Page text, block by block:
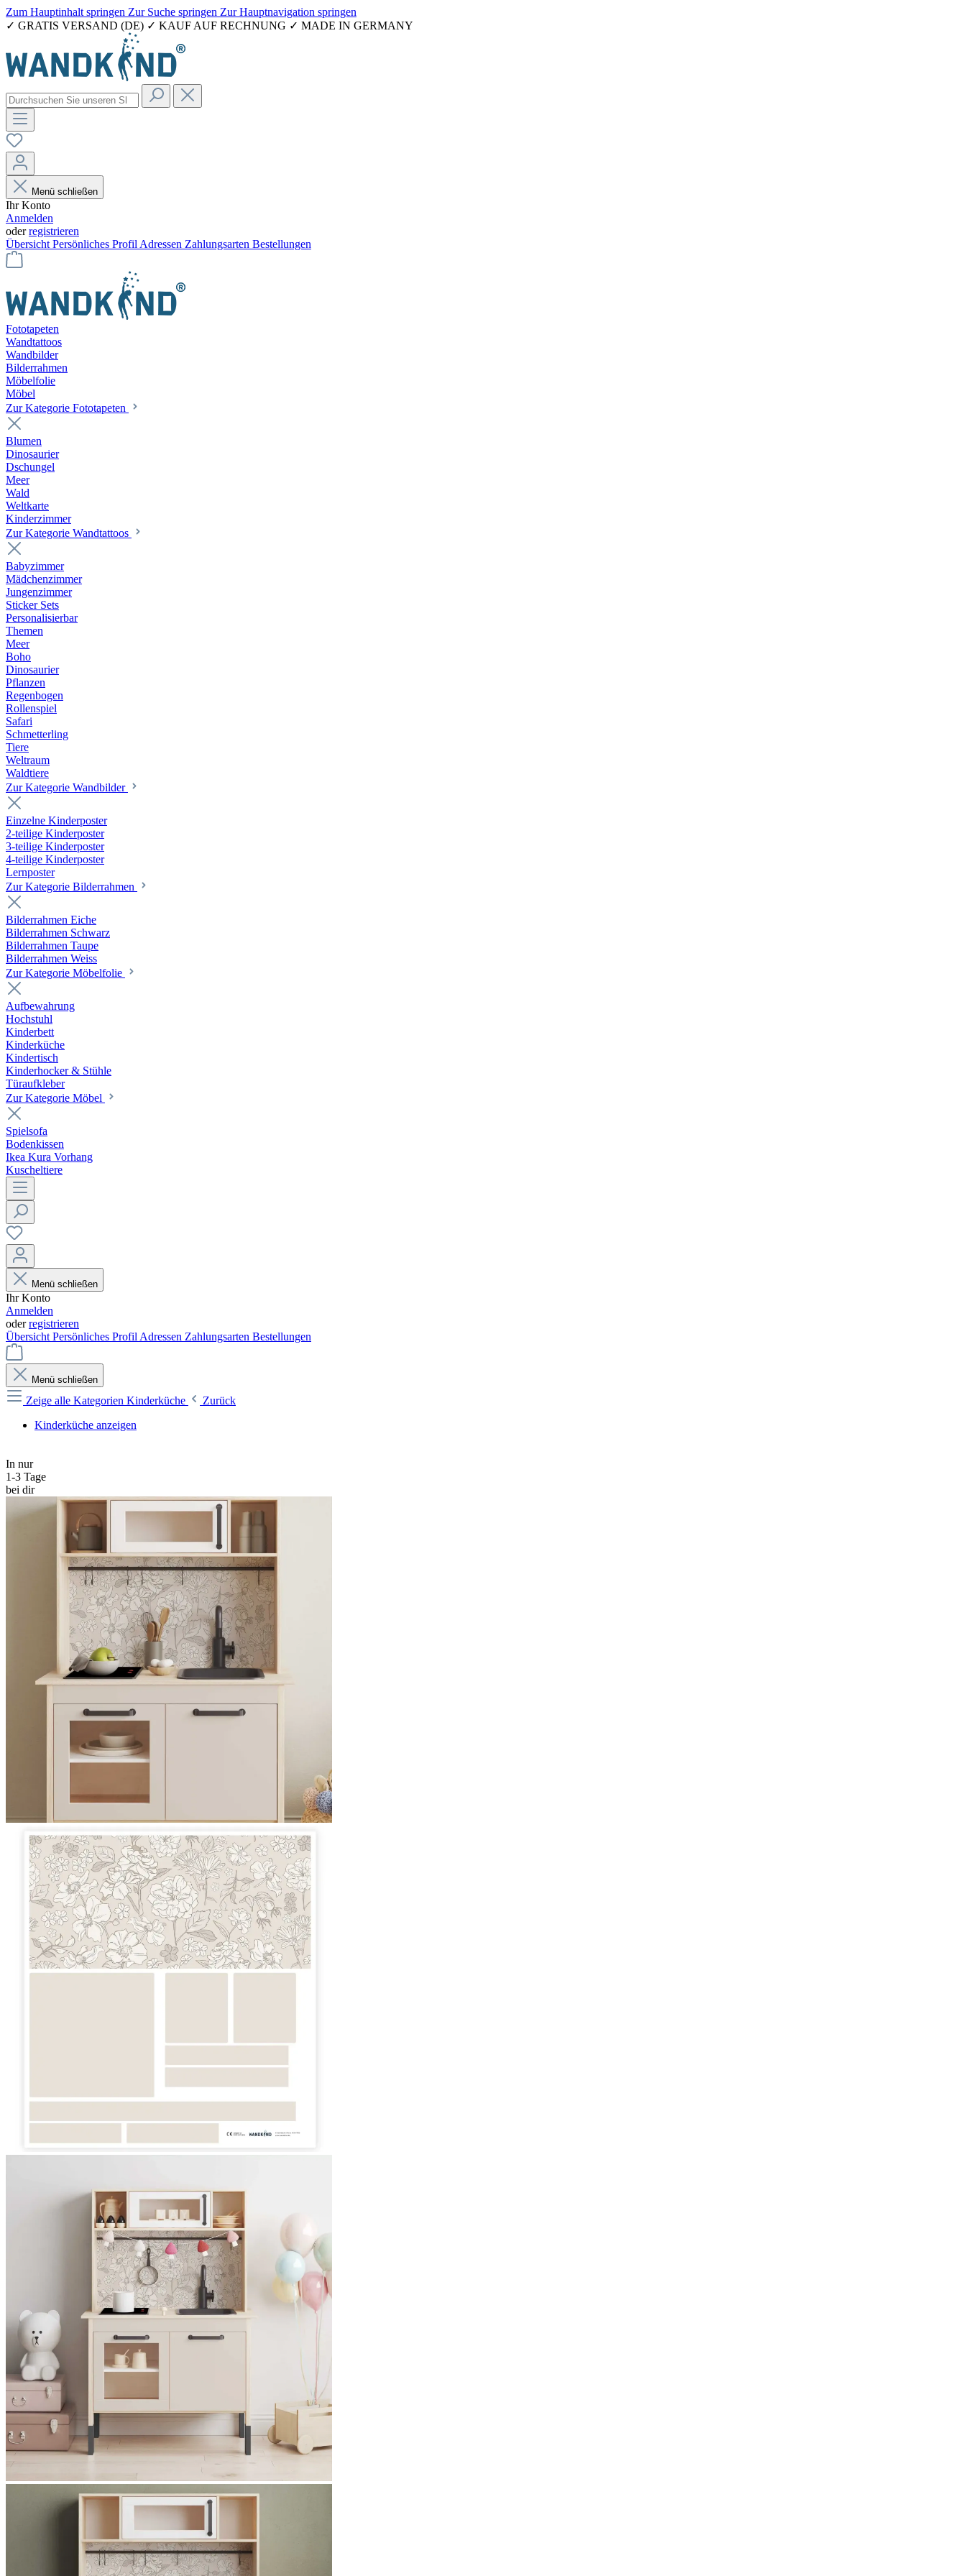
Zum Hauptinhalt springen Zur Suche springen Zur Hauptnavigation springen
✓ GRATIS VERSAND (DE) ✓ KAUF AUF RECHNUNG ✓ MADE IN GERMANY
Menü schließen
Ihr Konto
Anmelden
oderregistrieren
Übersicht Persönliches Profil Adressen Zahlungsarten Bestellungen
Fototapeten
Wandtattoos
Wandbilder
Bilderrahmen
Möbelfolie
Möbel
Zur Kategorie Fototapeten
Blumen
Dinosaurier
Dschungel
Meer
Wald
Weltkarte
Kinderzimmer
Zur Kategorie Wandtattoos
Babyzimmer
Mädchenzimmer
Jungenzimmer
Sticker Sets
Personalisierbar
Themen
Meer
Boho
Dinosaurier
Pflanzen
Regenbogen
Rollenspiel
Safari
Schmetterling
Tiere
Weltraum
Waldtiere
Zur Kategorie Wandbilder
Einzelne Kinderposter
2-teilige Kinderposter
3-teilige Kinderposter
4-teilige Kinderposter
Lernposter
Zur Kategorie Bilderrahmen
Bilderrahmen Eiche
Bilderrahmen Schwarz
Bilderrahmen Taupe
Bilderrahmen Weiss
Zur Kategorie Möbelfolie
Aufbewahrung
Hochstuhl
Kinderbett
Kinderküche
Kindertisch
Kinderhocker & Stühle
Türaufkleber
Zur Kategorie Möbel
Spielsofa
Bodenkissen
Ikea Kura Vorhang
Kuscheltiere
Menü schließen
Ihr Konto
Anmelden
oderregistrieren
Übersicht Persönliches Profil Adressen Zahlungsarten Bestellungen
Menü schließen
Zeige alle Kategorien Kinderküche
Zurück
Kinderküche anzeigen
In nur
1-3 Tage
bei dir